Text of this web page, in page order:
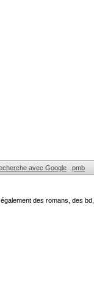
avec Google pmb
des romans, des